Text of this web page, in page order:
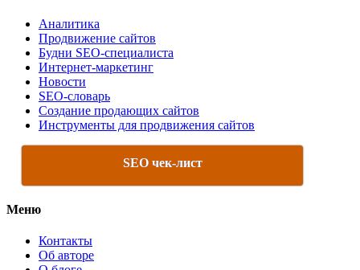
Аналитика
Продвижение сайтов
Будни SEO-специалиста
Интернет-маркетинг
Новости
SEO-словарь
Создание продающих сайтов
Инструменты для продвижения сайтов
SEO чек-лист
Меню
Контакты
Об авторе